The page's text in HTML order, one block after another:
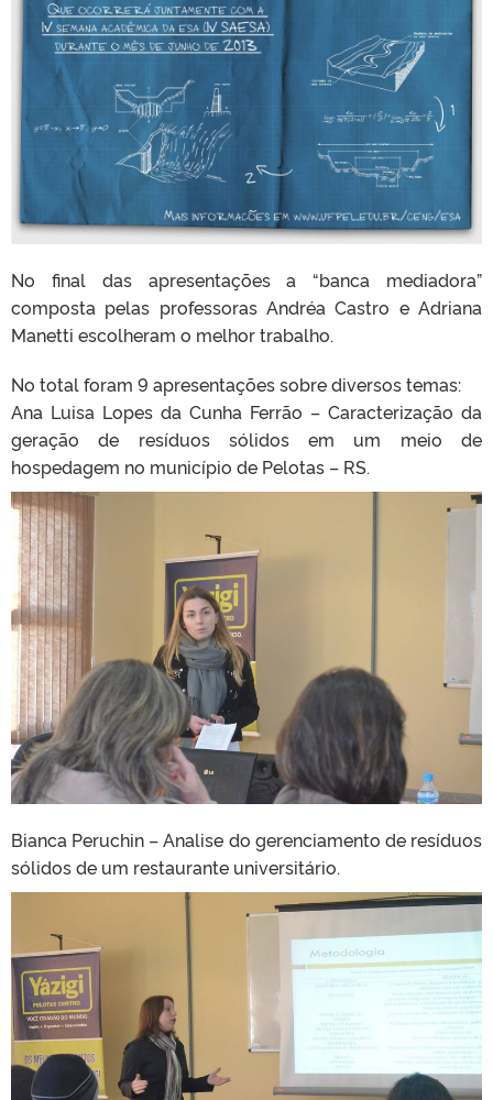
No final das apresentações a “banca mediadora”
composta pelas professoras Andréa Castro e Adriana
Manetti escolheram o melhor trabalho.
No total foram 9 apresentações sobre diversos temas:
Ana Luisa Lopes da Cunha Ferrão – Caracterização da
geração de resíduos sólidos em um meio de
hospedagem no município de Pelotas – RS.
Bianca Peruchin – Analise do gerenciamento de resíduos
sólidos de um restaurante universitário.